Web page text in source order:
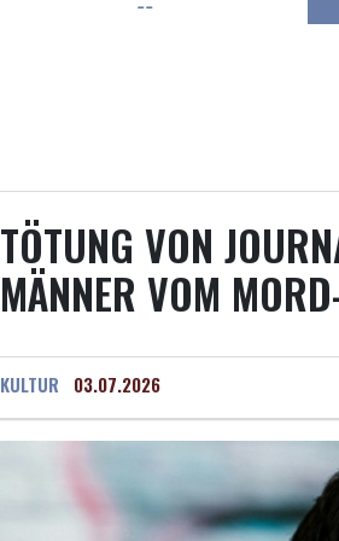
Frankfurt am Main
--
TÖTUNG VON
MÄNNER VOM
KULTUR 03.07.2026